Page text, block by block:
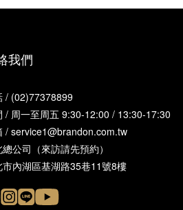
我們
/ (02)77378899
/ 周一至周五 9:30-12:00 / 13:30-17:30
/ service1@brandon.com.tw
公司（來訪請先預約）
市內湖區基湖路35巷11號8樓